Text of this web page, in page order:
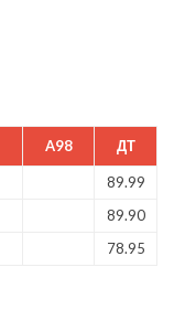
A98 ДТ
89.99
89.90
78.95